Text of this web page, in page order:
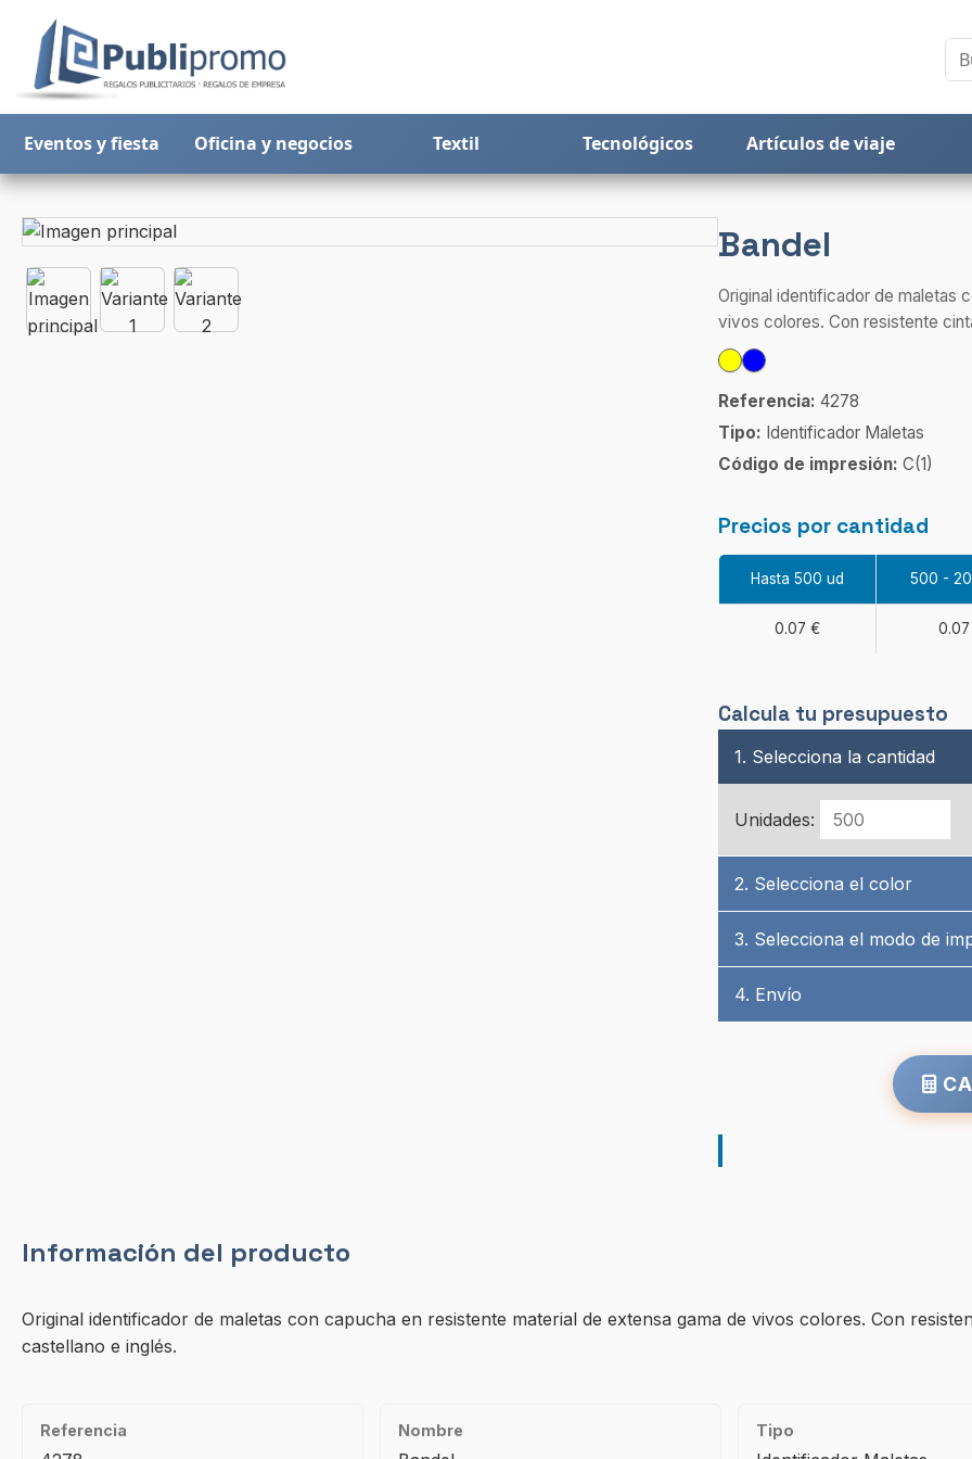
Eventos y fiesta Oficina y negocios Textil Tecnológicos Artículos de viaje
Bandel
Original identificador de maletas
vivos colores. Con resistente
Referencia: 4278
Tipo: Identificador Maletas
Código de impresión: C(1)
Precios por cantidad
Hasta 500 ud 500 -
0.07 €
Calcula tu presupuesto
1. Selecciona la cantidad
Unidades:
2. Selecciona el color
3. Selecciona el modo de
4. Envío
Información del producto
Original identificador de maletas con capucha en resistente material de extensa gama de vivos colores. Con
castellano e inglés.
Referencia Nombre Tipo